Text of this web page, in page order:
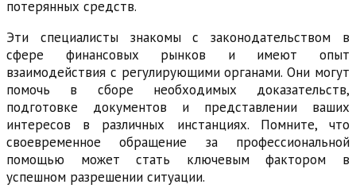
потерянных средств.
Эти специалисты знакомы с законодательством в
сфере финансовых рынков и имеют опыт
взаимодействия с регулирующими органами. Они могут
помочь в сборе необходимых доказательств,
подготовке документов и представлении ваших
интересов в различных инстанциях. Помните, что
своевременное обращение за профессиональной
помощью может стать ключевым фактором в
успешном разрешении ситуации.